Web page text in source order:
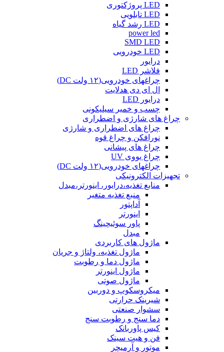
LED پروژکتوری
LED تابلویی
LED رشد گیاه
power led
SMD LED
LED خودرویی
درایور
فلاشر LED
چراغهای خودرویی(۱۲ ولت DC)
ال ای دی هدلایت
درایور LED
چسب و خمیر سیلیکونی
چراغ های شارژی و اضطراری
چراغ های اضطراری و شارژی
نورافکن و چراغ قوه
چراغ های پیشانی
چراغ یووی UV
چراغهای خودرویی(۱۲ ولت DC)
تجهیزات الکترونیکی
منابع تغذیه،درایور، اینورتر،مبدل
منبع تغذیه متغیر
آداپتور
اینورتر
پاور سوئیچینگ
مبدل
ماژول های کاربردی
ماژول تغذیه، ولتاژ و جریان
ماژول دما و رطوبت
ماژول اینورتر
ماژول صوتی
میکروسکوپ و دوربین
شیرینک حرارتی
سشوار صنعتی
دما سنج و رطوبت سنج
کیس پاوربانک
فن و هیت سینک
موتور و آرمیچر